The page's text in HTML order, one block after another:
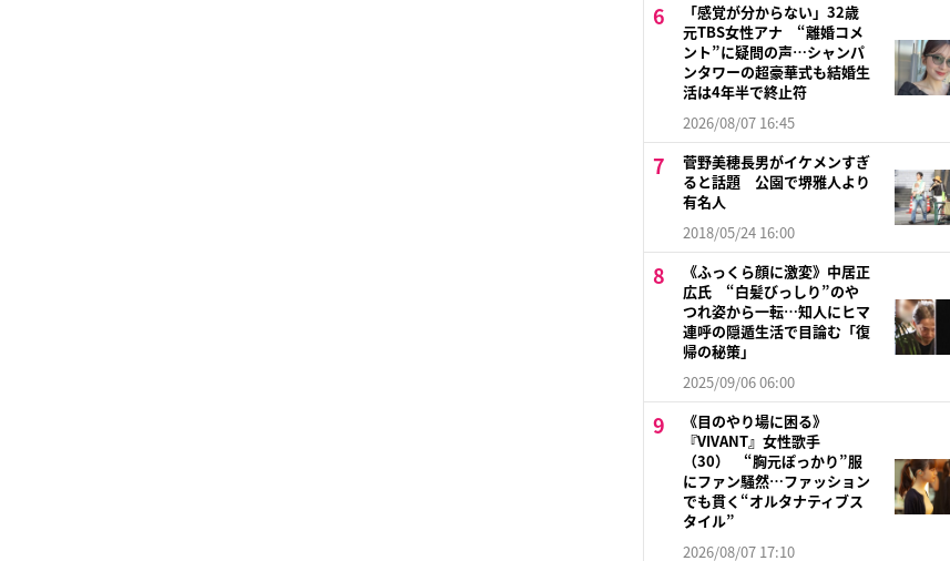
「感覚が分からない」32歳
元TBS女性アナ “離婚コメ
ント”に疑問の声…シャンパ
ンタワーの超豪華式も結婚生
活は4年半で終止符
2026/08/07 16:45
菅野美穂長男がイケメンすぎ
ると話題 公園で堺雅人より
有名人
2018/05/24 16:00
《ふっくら顔に激変》中居正
広氏 “白髪びっしり”のや
つれ姿から一転…知人にヒマ
連呼の隠遁生活で目論む「復
帰の秘策」
2025/09/06 06:00
《目のやり場に困る》
『VIVANT』女性歌手
（30） “胸元ぽっかり”服
にファン騒然…ファッション
でも貫く“オルタナティブス
タイル”
2026/08/07 17:10